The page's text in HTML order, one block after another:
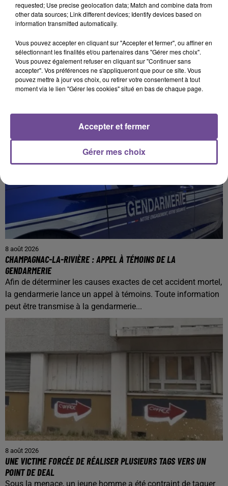
Afficher l'élément
PRÈS DE CHEZ VOUS
8 août 2026
CHAMPAGNAC-LA-RIVIÈRE : APPEL À TÉMOINS DE LA
GENDARMERIE
Afin de déterminer les causes exactes de cet accident mortel,
la gendarmerie lance un appel à témoins. Toute information
peut être transmise à la gendarmerie...
8 août 2026
UNE VICTIME FORCÉE DE RÉALISER PLUSIEURS TAGS VERS UN
POINT DE DEAL
Sous la menace, un jeune homme a été contraint de taguer
requested; Use precise geolocation data; Match and combine data from
other data sources; Link different devices; Identify devices based on
information transmitted automatically.
Vous pouvez accepter en cliquant sur "Accepter et fermer", ou affiner en
sélectionnant les finalités et/ou partenaires dans "Gérer mes choix".
Vous pouvez également refuser en cliquant sur "Continuer sans
accepter". Vos préférences ne s'appliqueront que pour ce site. Vous
pouvez mettre à jour vos choix, ou retirer votre consentement à tout
moment via le lien "Gérer les cookies" situé en bas de chaque page.
Gérer mes choix
Accepter et fermer